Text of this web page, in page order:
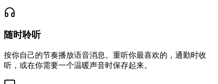
随时聆听
按你自己的节奏播放语音消息。重听你最喜欢的，通勤时收
听，或在你需要一个温暖声音时保存起来。